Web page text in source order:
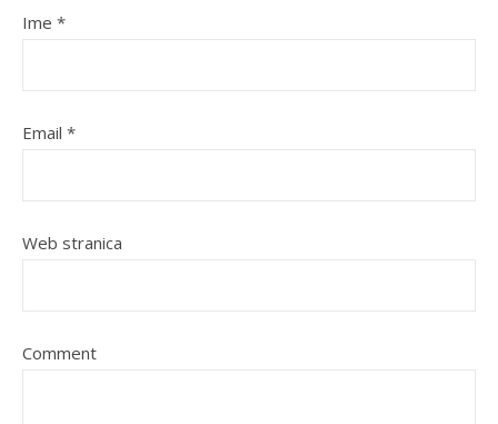
Ime *
Email *
Web stranica
Comment